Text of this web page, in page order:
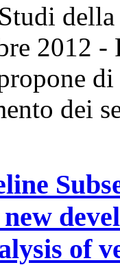
2012
dei
new
of